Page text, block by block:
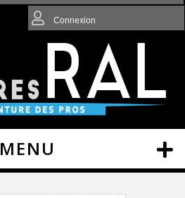
Connexion
MENU